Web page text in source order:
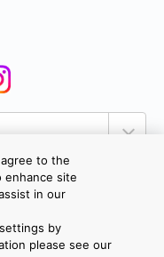
agree to the
enhance site
in our
by
please see our